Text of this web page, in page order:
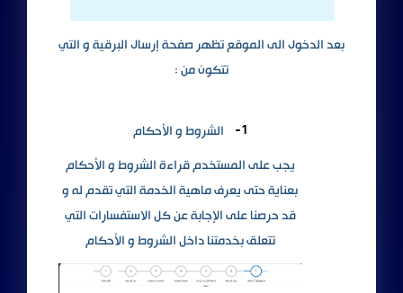
بعد الدخول الى الموقع تظهر صفحة إرسال البرقية و التي
تتكون من :
1-
الشروط و الأحكام
يجب على المستخدم قراءة الشروط و الأحكام
بعناية حتى يعرف ماهية الخدمة التي تقدم له و
قد حرصنا على الإجابة عن كل الاستفسارات التي
تتعلق بخدمتنا داخل الشروط و الأحكام